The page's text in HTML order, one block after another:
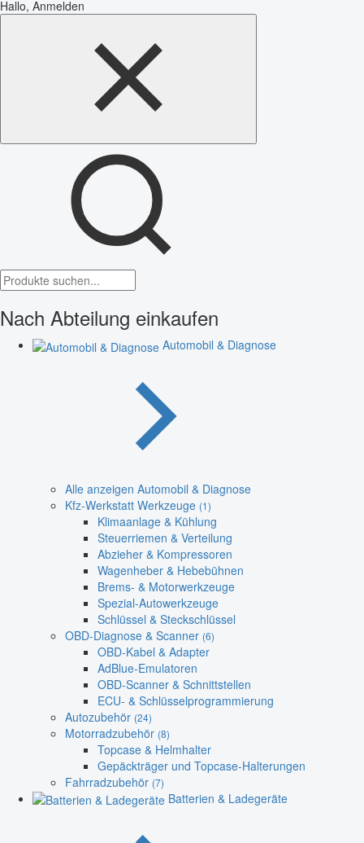
Hallo, Anmelden
Nach Abteilung einkaufen
Automobil & Diagnose
Alle anzeigen Automobil & Diagnose
Kfz-Werkstatt Werkzeuge (1)
Klimaanlage & Kühlung
Steuerriemen & Verteilung
Abzieher & Kompressoren
Wagenheber & Hebebühnen
Brems- & Motorwerkzeuge
Spezial-Autowerkzeuge
Schlüssel & Steckschlüssel
OBD-Diagnose & Scanner (6)
OBD-Kabel & Adapter
AdBlue-Emulatoren
OBD-Scanner & Schnittstellen
ECU- & Schlüsselprogrammierung
Autozubehör (24)
Motorradzubehör (8)
Topcase & Helmhalter
Gepäckträger und Topcase-Halterungen
Fahrradzubehör (7)
Batterien & Ladegeräte